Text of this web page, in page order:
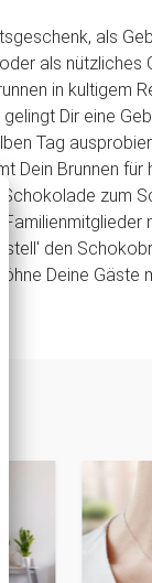
als
als nützliches
in kultigem
Dir eine
Tag
Dein Brunnen
Schokolade zum
Familienmitglieder
stell' den
Deine Gäste